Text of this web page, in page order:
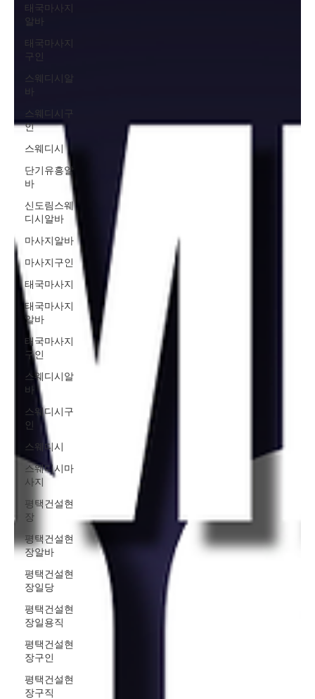
태국마사지
알바
태국마사지
구인
스웨디시알
바
스웨디시구
인
스웨디시
단기유흥알
바
신도림스웨
디시알바
마사지알바
마사지구인
태국마사지
태국마사지
알바
태국마사지
구인
스웨디시알
바
스웨디시구
인
스웨디시
스웨디시마
사지
평택건설현
장
평택건설현
장알바
평택건설현
장일당
평택건설현
장일용직
평택건설현
장구인
평택건설현
장구직